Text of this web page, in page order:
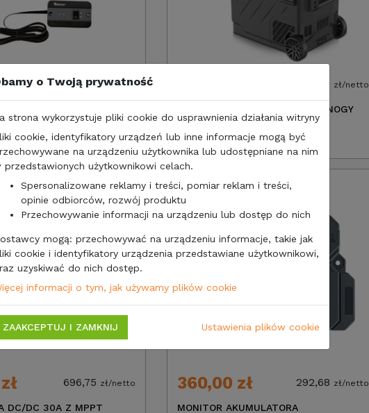
642,28zł/netto
RENOGY 1000W
zł/netto
LODÓWKA KOMPRESOROWA RENOGY
50L
696,75 zł/netto
DC/DC 30A Z MPPT
360,00 zł 292,68 zł/netto
MONITOR AKUMULATORA
o Twoją prywatność
strona wykorzystuje pliki cookie do usprawnienia działania witryny
cookie, identyfikatory urządzeń lub inne informacje mogą być
na urządzeniu użytkownika lub udostępniane na nim
przedstawionych użytkownikowi celach.
Spersonalizowane reklamy i treści, pomiar reklam i treści,
opinie odbiorców, rozwój produktu
Przechowywanie informacji na urządzeniu lub dostęp do nich
mogą: przechowywać na urządzeniu informacje, takie jak
cookie i identyfikatory urządzenia przedstawiane użytkownikowi,
uzyskiwać do nich dostęp.
informacji o tym, jak używamy plików cookie
ZAAKCEPTUJ I ZAMKNIJ Ustawienia plików cookie